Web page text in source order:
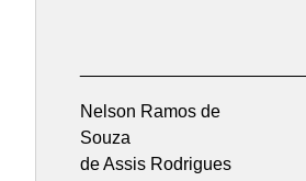
Nelson Ramos de
Souza
de Assis Rodrigues